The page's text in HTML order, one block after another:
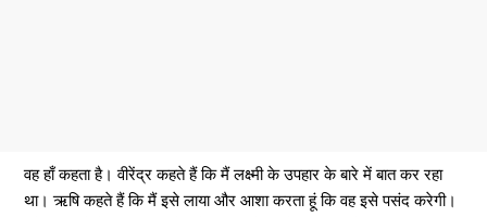
वह हाँ कहता है। वीरेंद्र कहते हैं कि मैं लक्ष्मी के उपहार के बारे में बात कर रहा
था। ऋषि कहते हैं कि मैं इसे लाया और आशा करता हूं कि वह इसे पसंद करेगी।